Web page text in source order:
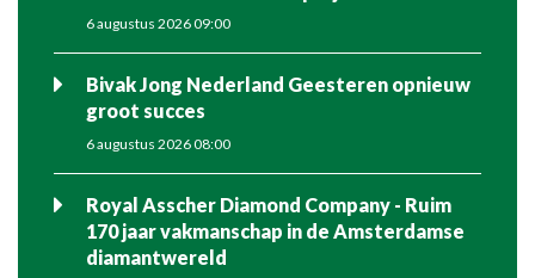
6 augustus 2026 09:00
Bivak Jong Nederland Geesteren opnieuw
groot succes
6 augustus 2026 08:00
Royal Asscher Diamond Company - Ruim
170 jaar vakmanschap in de Amsterdamse
diamantwereld